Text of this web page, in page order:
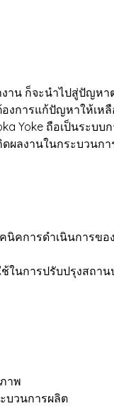
ก็จะนำไปสู่ปัญหาต่
การแก้ปัญหาให้เ
Yoke ถือเป็นระ
ผลงานในกระบวน
คการดำเนินการขอ
ในการปรับปรุงสถา
าพ
วนการผลิต